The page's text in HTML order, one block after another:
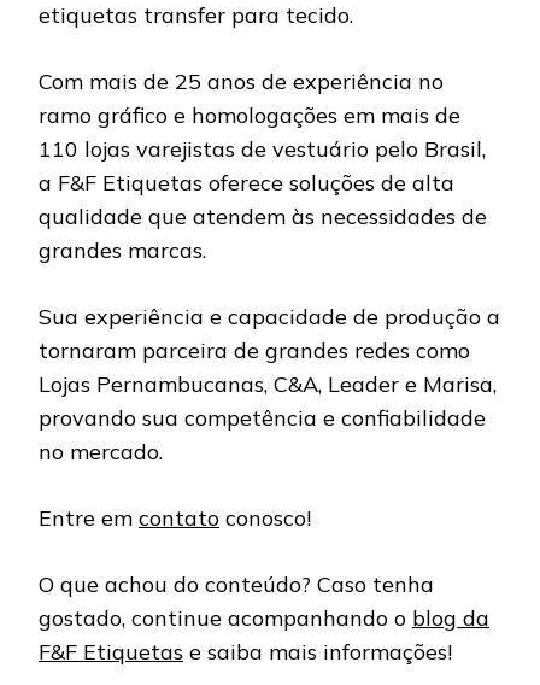
etiquetas transfer para tecido.
Com mais de 25 anos de experiência no
ramo gráfico e homologações em mais de
110 lojas varejistas de vestuário pelo Brasil,
a F&F Etiquetas oferece soluções de alta
qualidade que atendem às necessidades de
grandes marcas.
Sua experiência e capacidade de produção a
tornaram parceira de grandes redes como
Lojas Pernambucanas, C&A, Leader e Marisa,
provando sua competência e confiabilidade
no mercado.
Entre em contato conosco!
O que achou do conteúdo? Caso tenha
gostado, continue acompanhando o blog da
F&F Etiquetas e saiba mais informações!